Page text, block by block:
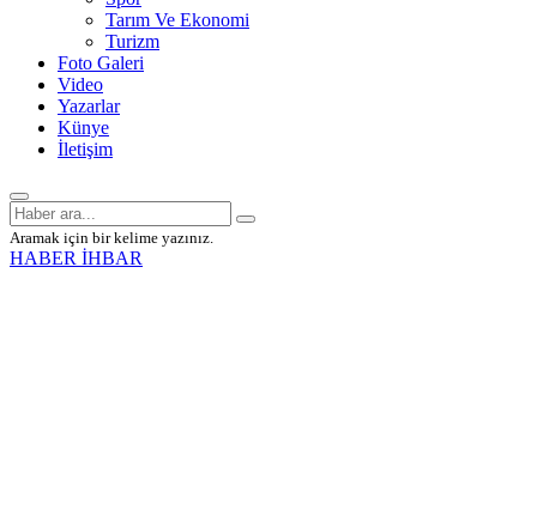
Tarım Ve Ekonomi
Turizm
Foto Galeri
Video
Yazarlar
Künye
İletişim
Aramak için bir kelime yazınız.
HABER İHBAR